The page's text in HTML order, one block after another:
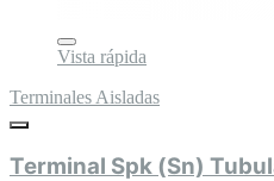
Vista rápida
Terminales Aisladas
Terminal Spk (Sn)